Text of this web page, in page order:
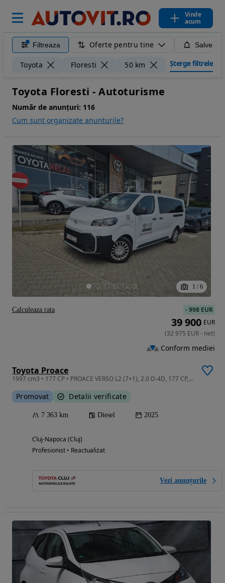
Vinde
acum
Filtreaza Oferte pentru tine
Toyota Floresti 50 km Șterge filtrele
Toyota Floresti - Autoturisme
Număr de anunțuri: 116
Cum sunt organizate anunturile?
1 / 6
Toyota Proace
1997 cm3 • 177 CP • PROACE VERSO L2 (7+1), 2.0 D-4D, 177 CP, 8AT, COMFORT
Promovat Detalii verificate
7 363 km Diesel 2025
Cluj-Napoca (Cluj)
Profesionist • Reactualizat
Vezi anunțurile
-998 EUR
39 900 EUR
(32 975 EUR- net)
Conform mediei
Calculeaza rata